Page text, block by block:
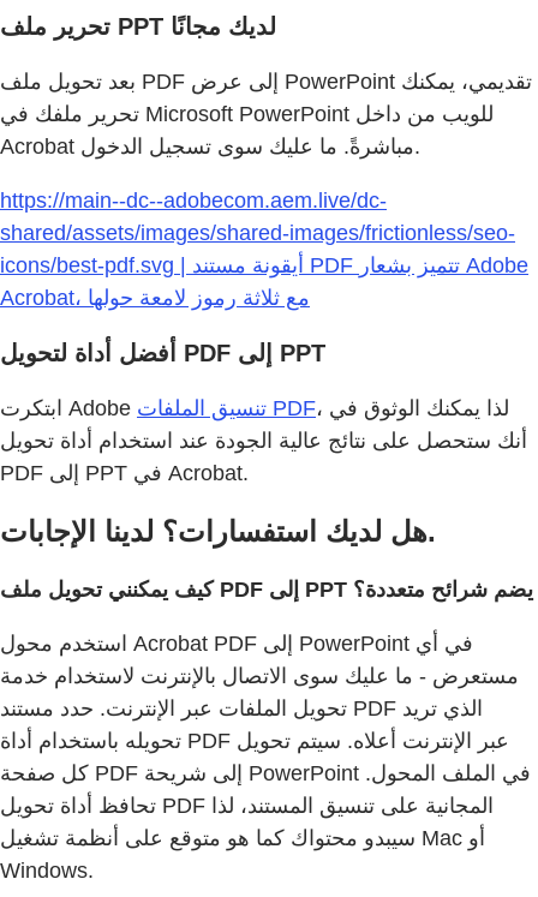
تحرير ملف PPT لديك مجانًا
بعد تحويل ملف PDF إلى عرض PowerPoint تقديمي، يمكنك
تحرير ملفك في Microsoft PowerPoint للويب من داخل
Acrobat مباشرةً. ما عليك سوى تسجيل الدخول.
https://main--dc--adobecom.aem.live/dc-
shared/assets/images/shared-images/frictionless/seo-
icons/best-pdf.svg | أيقونة مستند PDF تتميز بشعار Adobe
Acrobat، مع ثلاثة رموز لامعة حولها
أفضل أداة لتحويل PDF إلى PPT
ابتكرت Adobe تنسيق الملفات PDF، لذا يمكنك الوثوق في
أنك ستحصل على نتائج عالية الجودة عند استخدام أداة تحويل
PDF إلى PPT في Acrobat.
هل لديك استفسارات؟ لدينا الإجابات.
كيف يمكنني تحويل ملف PDF إلى PPT يضم شرائح متعددة؟
استخدم محول Acrobat PDF إلى PowerPoint في أي
مستعرض - ما عليك سوى الاتصال بالإنترنت لاستخدام خدمة
تحويل الملفات عبر الإنترنت. حدد مستند PDF الذي تريد
تحويله باستخدام أداة PDF عبر الإنترنت أعلاه. سيتم تحويل
كل صفحة PDF إلى شريحة PowerPoint في الملف المحول.
تحافظ أداة تحويل PDF المجانية على تنسيق المستند، لذا
سيبدو محتواك كما هو متوقع على أنظمة تشغيل Mac أو
Windows.